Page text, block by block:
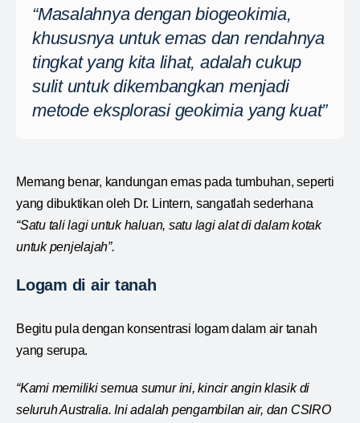
“Masalahnya dengan biogeokimia,
khususnya untuk emas dan rendahnya
tingkat yang kita lihat, adalah cukup
sulit untuk dikembangkan menjadi
metode eksplorasi geokimia yang kuat”
Memang benar, kandungan emas pada tumbuhan, seperti
yang dibuktikan oleh Dr. Lintern, sangatlah sederhana
“Satu tali lagi untuk haluan, satu lagi alat di dalam kotak
untuk penjelajah”.
Logam di air tanah
Begitu pula dengan konsentrasi logam dalam air tanah
yang serupa.
“Kami memiliki semua sumur ini, kincir angin klasik di
seluruh Australia. Ini adalah pengambilan air, dan CSIRO